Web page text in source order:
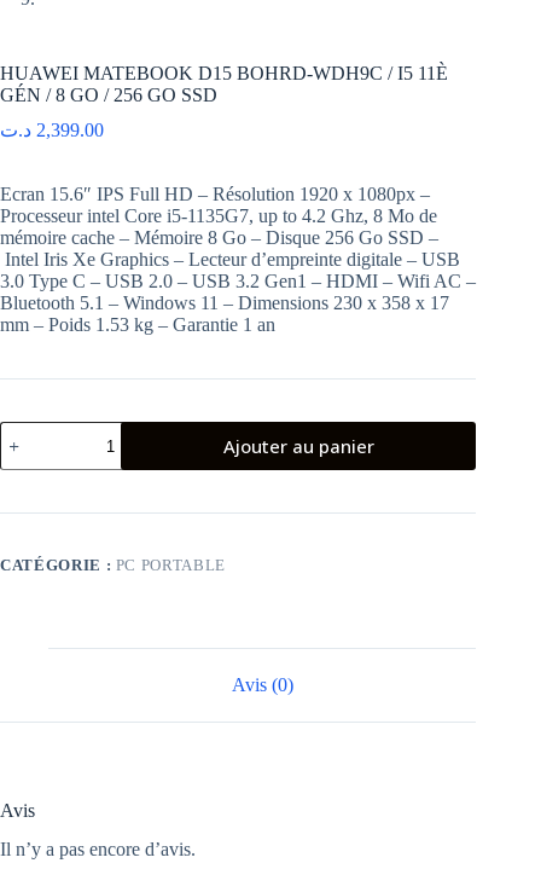
HUAWEI MATEBOOK D15 BOHRD-WDH9C / I5 11È
GÉN / 8 GO / 256 GO SSD
2,399.00 د.ت
Ecran 15.6″ IPS Full HD – Résolution 1920 x 1080px –
Processeur intel Core i5-1135G7, up to 4.2 Ghz, 8 Mo de
mémoire cache – Mémoire 8 Go – Disque 256 Go SSD –
Intel Iris Xe Graphics – Lecteur d’empreinte digitale – USB
3.0 Type C – USB 2.0 – USB 3.2 Gen1 – HDMI – Wifi AC –
Bluetooth 5.1 – Windows 11 – Dimensions 230 x 358 x 17
mm – Poids 1.53 kg – Garantie 1 an
quantité
de
HUAWEI
D15
WDH9C
/
/
Ajouter au panier
CATÉGORIE : PC PORTABLE
Avis (0)
Avis
Il n’y a pas encore d’avis.